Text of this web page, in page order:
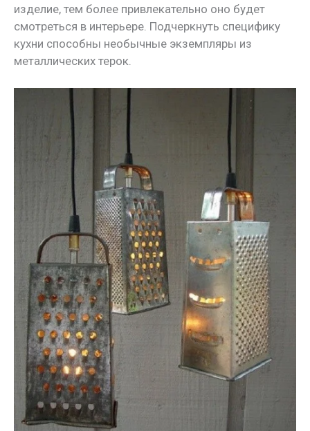
изделие, тем более привлекательно оно будет
смотреться в интерьере. Подчеркнуть специфику
кухни способны необычные экземпляры из
металлических терок.